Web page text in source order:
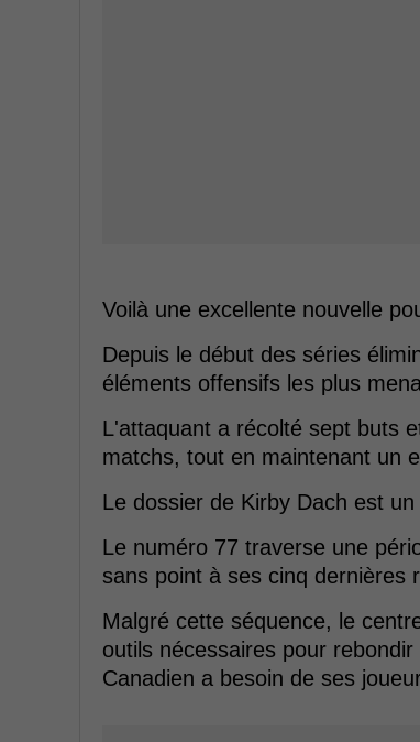
Voilà une excellente nouvelle
Depuis le début des séries
éléments offensifs les plus
L'attaquant a récolté sept buts
matchs, tout en maintenant un
Le dossier de Kirby Dach est
Le numéro 77 traverse une
sans point à ses cinq dernières
Malgré cette séquence, le
outils nécessaires pour
Canadien a besoin de ses